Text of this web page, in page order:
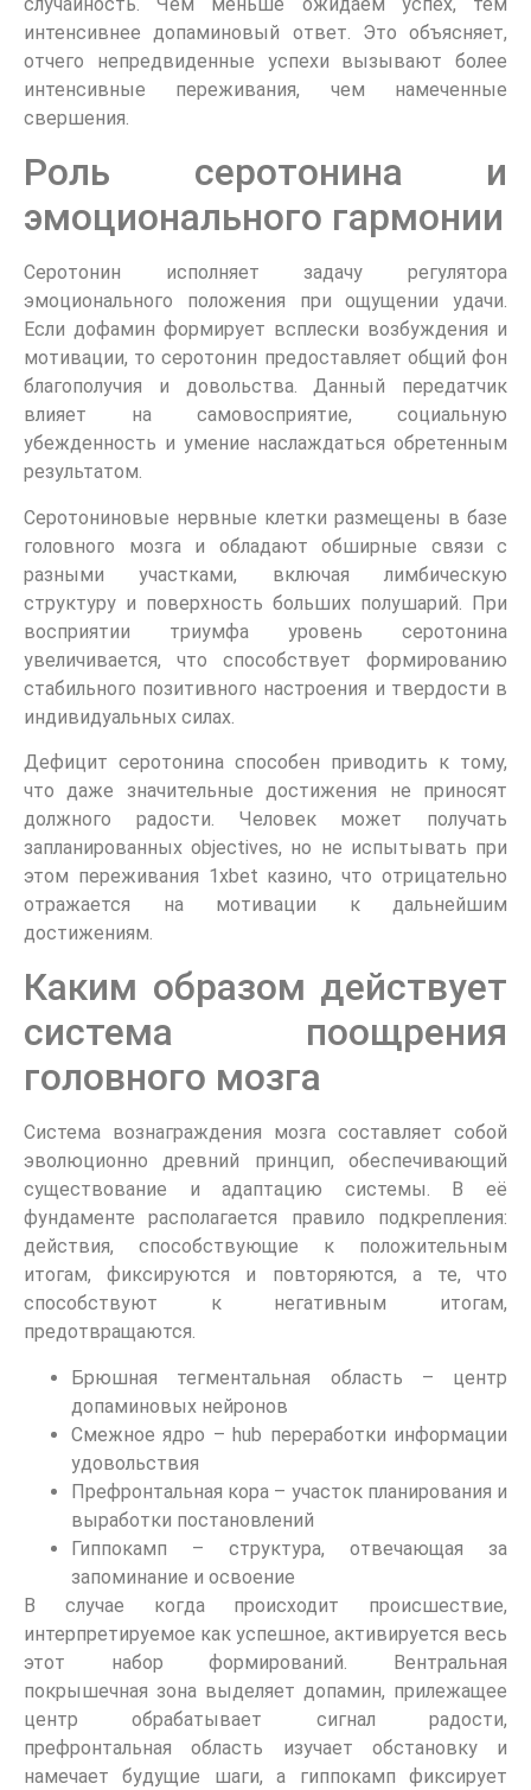
интенсивнее допаминовый ответ. Это объясняет,
отчего непредвиденные успехи вызывают более
интенсивные переживания, чем намеченные
свершения.
Роль серотонина и
эмоционального гармонии
Серотонин исполняет задачу регулятора
эмоционального положения при ощущении удачи.
Если дофамин формирует всплески возбуждения и
мотивации, то серотонин предоставляет общий фон
благополучия и довольства. Данный передатчик
влияет на самовосприятие, социальную
убежденность и умение наслаждаться обретенным
результатом.
Серотониновые нервные клетки размещены в базе
головного мозга и обладают обширные связи с
разными участками, включая лимбическую
структуру и поверхность больших полушарий. При
восприятии триумфа уровень серотонина
увеличивается, что способствует формированию
стабильного позитивного настроения и твердости в
индивидуальных силах.
Дефицит серотонина способен приводить к тому,
что даже значительные достижения не приносят
должного радости. Человек может получать
запланированных objectives, но не испытывать при
этом переживания 1xbet казино, что отрицательно
отражается на мотивации к дальнейшим
достижениям.
Каким образом действует
система поощрения
головного мозга
Система вознаграждения мозга составляет собой
эволюционно древний принцип, обеспечивающий
существование и адаптацию системы. В её
фундаменте располагается правило подкрепления:
действия, способствующие к положительным
итогам, фиксируются и повторяются, а те, что
способствуют к негативным итогам,
предотвращаются.
Брюшная тегментальная область – центр
допаминовых нейронов
Смежное ядро – hub переработки информации
удовольствия
Префронтальная кора – участок планирования и
выработки постановлений
Гиппокамп – структура, отвечающая за
запоминание и освоение
В случае когда происходит происшествие,
интерпретируемое как успешное, активируется весь
этот набор формирований. Вентральная
покрышечная зона выделяет допамин, прилежащее
центр обрабатывает сигнал радости,
префронтальная область изучает обстановку и
намечает будущие шаги, а гиппокамп фиксирует